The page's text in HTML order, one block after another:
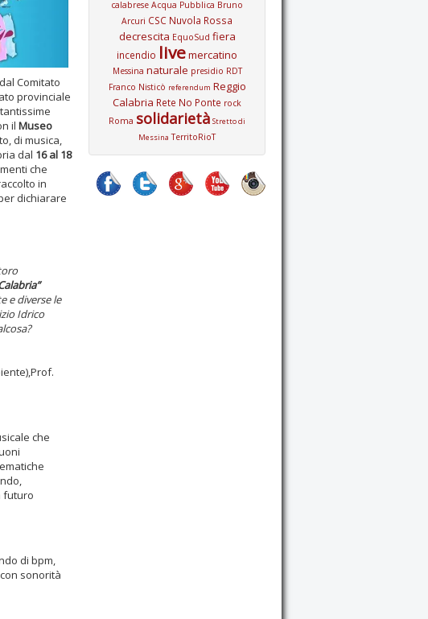
Comitato
provinciale
il Museo
di musica,
dal 16 al 18
che
in
dichiarare
e diverse le
Idrico
che
futuro
di bpm,
sonorità
calabrese Acqua Pubblica Bruno
Arcuri CSC Nuvola Rossa
decrescita EquoSud fiera
incendio livemercatino
Messina naturale presidio RDT
Franco Nisticò referendum Reggio
Calabria Rete No Ponte rock
Roma solidarietà Stretto di
Messina TerritoRioT